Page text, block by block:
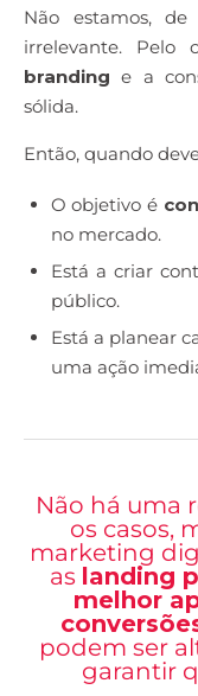
Não estamos,
irrelevante. Pelo
branding e a
sólida.
Então, quando
O objetivo é
no mercado.
Está a criar
público.
Está a planear
uma ação
Não há uma
os casos,
marketing
as landing
melhor
podem ser
garantir